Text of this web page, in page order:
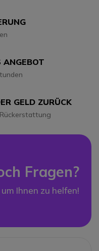
ANGEBOT
GELD ZURÜCK
Fragen?
Ihnen zu helfen!